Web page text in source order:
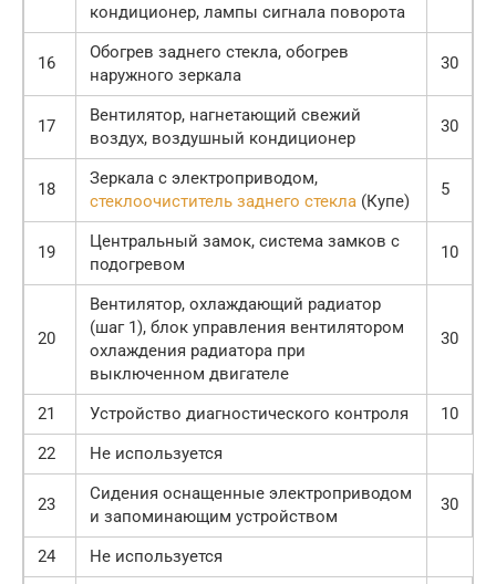
кондиционер, лампы сигнала поворота
16
Обогрев заднего стекла, обогрев
наружного зеркала
30
17
Вентилятор, нагнетающий свежий
воздух, воздушный кондиционер
30
18
Зеркала с электроприводом,
стеклоочиститель заднего стекла (Купе)
5
19
Центральный замок, система замков с
подогревом
10
20
Вентилятор, охлаждающий радиатор
(шаг 1), блок управления вентилятором
охлаждения радиатора при
выключенном двигателе
30
21 Устройство диагностического контроля
10
22
Не используется
23
Сидения оснащенные электроприводом
и запоминающим устройством
30
24
Не используется